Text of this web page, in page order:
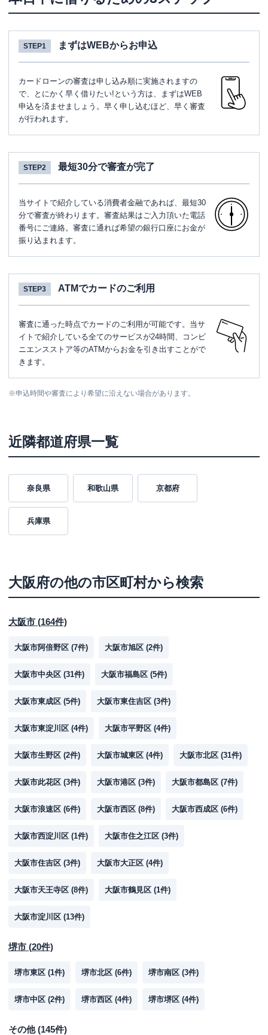
STEP1 まずはWEBからお申込
カードローンの審査は申し込み順に実施されますの
で、とにかく早く借りたい!という方は、まずはWEB
申込を済ませましょう。早く申し込むほど、早く審査
が行われます。
STEP2 最短30分で審査が完了
当サイトで紹介している消費者金融であれば、最短30
分で審査が終わります。審査結果はご入力頂いた電話
番号にご連絡。審査に通れば希望の銀行口座にお金が
振り込まれます。
STEP3 ATMでカードのご利用
審査に通った時点でカードのご利用が可能です。当サ
イトで紹介している全てのサービスが24時間、コンビ
ニエンスストア等のATMからお金を引き出すことがで
きます。
※申込時間や審査により希望に沿えない場合があります。
近隣都道府県一覧
奈良県 和歌山県 京都府
兵庫県
大阪府の他の市区町村から検索
大阪市 (164件)
大阪市阿倍野区 (7件) 大阪市旭区 (2件)
大阪市中央区 (31件) 大阪市福島区 (5件)
大阪市東成区 (5件) 大阪市東住吉区 (3件)
大阪市東淀川区 (4件) 大阪市平野区 (4件)
大阪市生野区 (2件) 大阪市城東区 (4件) 大阪市北区 (31件)
大阪市此花区 (3件) 大阪市港区 (3件) 大阪市都島区 (7件)
大阪市浪速区 (6件) 大阪市西区 (8件) 大阪市西成区 (6件)
大阪市西淀川区 (1件) 大阪市住之江区 (3件)
大阪市住吉区 (3件) 大阪市大正区 (4件)
大阪市天王寺区 (8件) 大阪市鶴見区 (1件)
大阪市淀川区 (13件)
堺市 (20件)
堺市東区 (1件) 堺市北区 (6件) 堺市南区 (3件)
堺市中区 (2件) 堺市西区 (4件) 堺市堺区 (4件)
その他(145件)